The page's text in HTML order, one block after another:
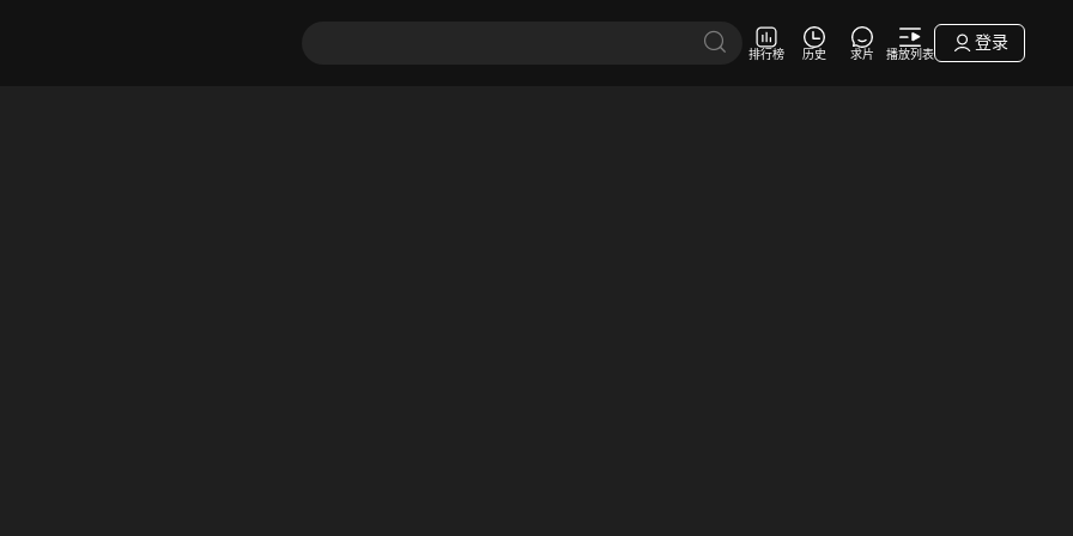
排行榜 历史 求片 播放列表
登录